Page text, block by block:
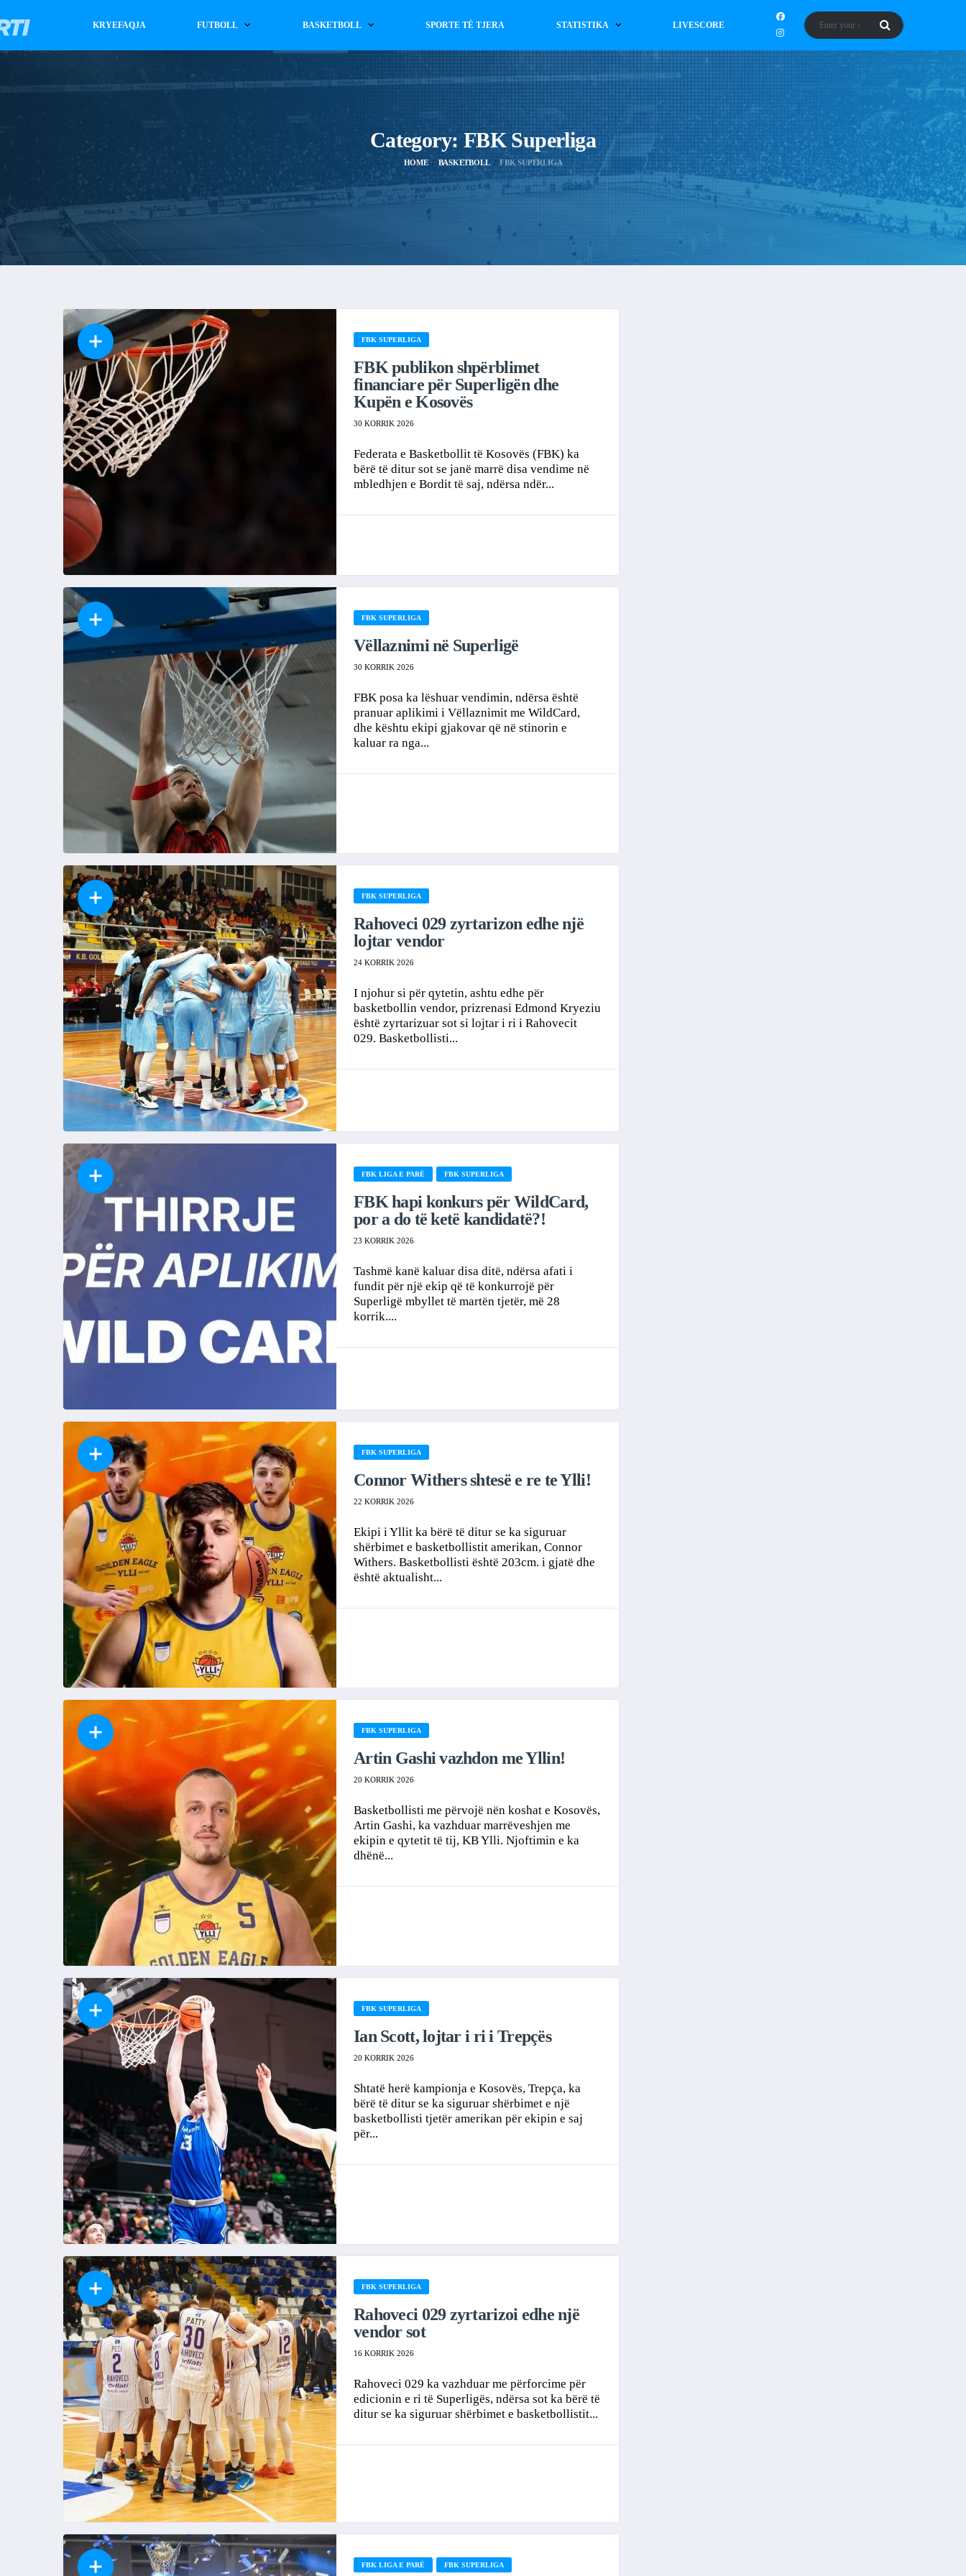
KRYEFAQJA FUTBOLL BASKETBOLL SPORTE TË TJERA STATISTIKA LIVESCORE
Category:FBK Superliga
HOME BASKETBOLL FBK SUPERLIGA
FBK SUPERLIGA
FBK publikon shpërblimet
financiare për Superligën dhe
Kupën e Kosovës
30 KORRIK 2026
Federata e Basketbollit të Kosovës (FBK) ka
bërë të ditur sot se janë marrë disa vendime në
mbledhjen e Bordit të saj, ndërsa ndër...
FBK SUPERLIGA
Vëllaznimi në Superligë
30 KORRIK 2026
FBK posa ka lëshuar vendimin, ndërsa është
pranuar aplikimi i Vëllaznimit me WildCard,
dhe kështu ekipi gjakovar që në stinorin e
kaluar ra nga...
FBK SUPERLIGA
Rahoveci 029 zyrtarizon edhe një
lojtar vendor
24 KORRIK 2026
I njohur si për qytetin, ashtu edhe për
basketbollin vendor, prizrenasi Edmond Kryeziu
është zyrtarizuar sot si lojtar i ri i Rahovecit
029. Basketbollisti...
FBK LIGA E PARË FBK SUPERLIGA
FBK hapi konkurs për WildCard,
por a do të ketë kandidatë?!
23 KORRIK 2026
Tashmë kanë kaluar disa ditë, ndërsa afati i
fundit për një ekip që të konkurrojë për
Superligë mbyllet të martën tjetër, më 28
korrik....
FBK SUPERLIGA
Connor Withers shtesë e re te Ylli!
22 KORRIK 2026
Ekipi i Yllit ka bërë të ditur se ka siguruar
shërbimet e basketbollistit amerikan, Connor
Withers. Basketbollisti është 203cm. i gjatë dhe
është aktualisht...
FBK SUPERLIGA
Artin Gashi vazhdon me Yllin!
20 KORRIK 2026
Basketbollisti me përvojë nën koshat e Kosovës,
Artin Gashi, ka vazhduar marrëveshjen me
ekipin e qytetit të tij, KB Ylli. Njoftimin e ka
dhënë...
FBK SUPERLIGA
Ian Scott, lojtar i ri i Trepçës
20 KORRIK 2026
Shtatë herë kampionja e Kosovës, Trepça, ka
bërë të ditur se ka siguruar shërbimet e një
basketbollisti tjetër amerikan për ekipin e saj
për...
FBK SUPERLIGA
Rahoveci 029 zyrtarizoi edhe një
vendor sot
16 KORRIK 2026
Rahoveci 029 ka vazhduar me përforcime për
edicionin e ri të Superligës, ndërsa sot ka bërë të
ditur se ka siguruar shërbimet e basketbollistit...
FBK LIGA E PARË FBK SUPERLIGA